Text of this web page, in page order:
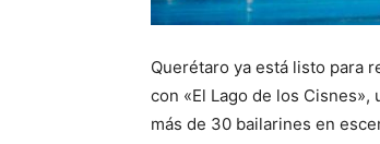
Querétaro ya está listo para
con «El Lago de los
más de 30 bailarines en